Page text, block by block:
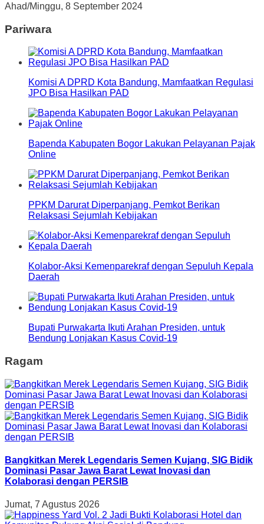
Ahad/Minggu, 8 September 2024
Pariwara
Komisi A DPRD Kota Bandung, Mamfaatkan Regulasi
JPO Bisa Hasilkan PAD
Bapenda Kabupaten Bogor Lakukan Pelayanan Pajak
Online
PPKM Darurat Diperpanjang, Pemkot Berikan
Relaksasi Sejumlah Kebijakan
Kolabor-Aksi Kemenparekraf dengan Sepuluh Kepala
Daerah
Bupati Purwakarta Ikuti Arahan Presiden, untuk
Bendung Lonjakan Kasus Covid-19
Ragam
Bangkitkan Merek Legendaris Semen Kujang, SIG Bidik
Dominasi Pasar Jawa Barat Lewat Inovasi dan
Kolaborasi dengan PERSIB
Jumat, 7 Agustus 2026